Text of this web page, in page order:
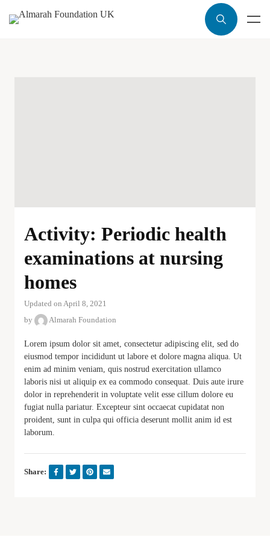
Activity: Periodic health
examinations at nursing
homes
Updated on April 8, 2021
by
Almarah Foundation
Lorem ipsum dolor sit amet, consectetur adipiscing elit, sed do
eiusmod tempor incididunt ut labore et dolore magna aliqua. Ut
enim ad minim veniam, quis nostrud exercitation ullamco
laboris nisi ut aliquip ex ea commodo consequat. Duis aute irure
dolor in reprehenderit in voluptate velit esse cillum dolore eu
fugiat nulla pariatur. Excepteur sint occaecat cupidatat non
proident, sunt in culpa qui officia deserunt mollit anim id est
laborum.
Share: